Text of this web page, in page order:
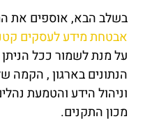
בשלב הבא, אוספים את
אבטחת מידע לעסקים
על מנת לשמור ככל הניתן
הנתונים בארגון , הקמה
וניהול הידע והטמעת
מכון התקנים.